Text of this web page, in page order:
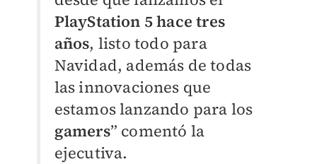
PlayStation 5 hace tres
años, listo todo para
Navidad, además de todas
las innovaciones que
estamos lanzando para los
gamers” comentó la
ejecutiva.